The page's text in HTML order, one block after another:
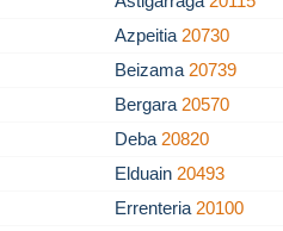
Azpeitia 20730
Beizama 20739
Bergara 20570
Deba 20820
Elduain 20493
Errenteria 20100